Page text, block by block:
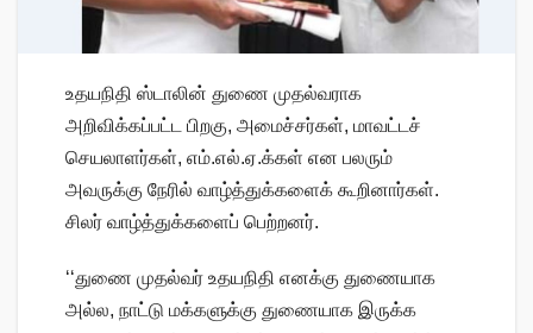
உதயநிதி ஸ்டாலின் துணை முதல்வராக
அறிவிக்கப்பட்ட பிறகு, அமைச்சர்கள், மாவட்டச்
செயலாளர்கள், எம்.எல்.ஏ.க்கள் என பலரும்
அவருக்கு நேரில் வாழ்த்துக்களைக் கூறினார்கள்.
சிலர் வாழ்த்துக்களைப் பெற்றனர்.
‘‘துணை முதல்வர் உதயநிதி எனக்கு துணையாக
அல்ல, நாட்டு மக்களுக்கு துணையாக இருக்க